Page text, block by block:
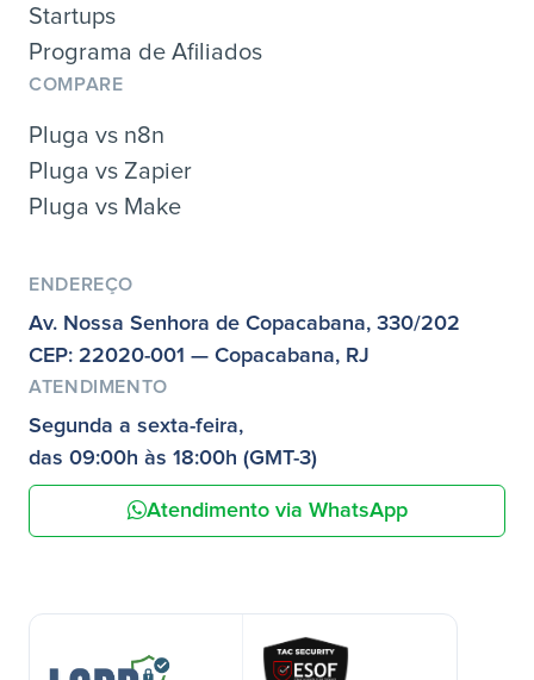
Startups
Programa de Afiliados
COMPARE
Pluga vs n8n
Pluga vs Zapier
Pluga vs Make
ENDEREÇO
Av. Nossa Senhora de Copacabana, 330/202
CEP: 22020-001 — Copacabana, RJ
ATENDIMENTO
Segunda a sexta-feira,
das 09:00h às 18:00h (GMT-3)
Atendimento via WhatsApp